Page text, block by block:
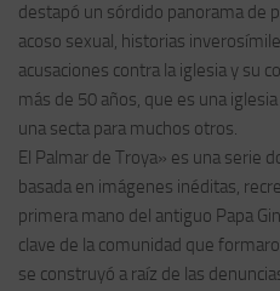
destapó un sórdido panorama de
acoso sexual, historias
acusaciones contra la iglesia y su
más de 50 años, que es una
una secta para muchos otros.
El Palmar de Troya» es una serie
basada en imágenes inéditas,
primera mano del antiguo Papa
clave de la comunidad que
se construyó a raíz de las